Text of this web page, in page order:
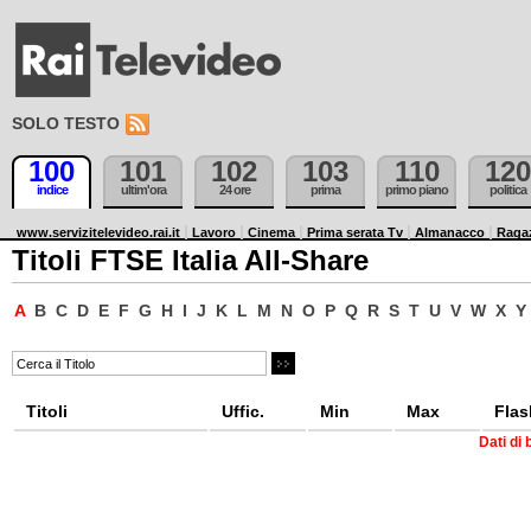
SOLO TESTO
100
indice
101
ultim'ora
102
24 ore
103
prima
110
primo piano
120
politica
www.servizitelevideo.rai.it Lavoro Cinema Prima serata Tv Almanacco
Titoli FTSE Italia All-Share
A B C D E F G H I J K L M N O P Q R S T U V W X Y
Titoli Uffic. Min Max
Dati di